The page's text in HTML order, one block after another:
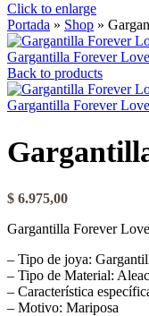
Click to enlarge
Portada » Shop »
Gargantilla Forever
Back to products
Gargantilla Forever
$ 6.975,00
Gargantilla Forever
– Tipo de joya:
– Tipo de Material:
– Característica
– Motivo: Mariposa